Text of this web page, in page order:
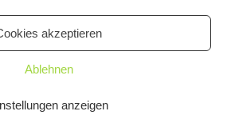
akzeptieren
Ablehnen
anzeigen
Buchvorstellungen & Interviews
Zuki von Elmastudio